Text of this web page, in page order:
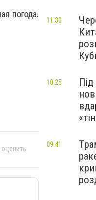
погода.
11:30
10:25
09:41